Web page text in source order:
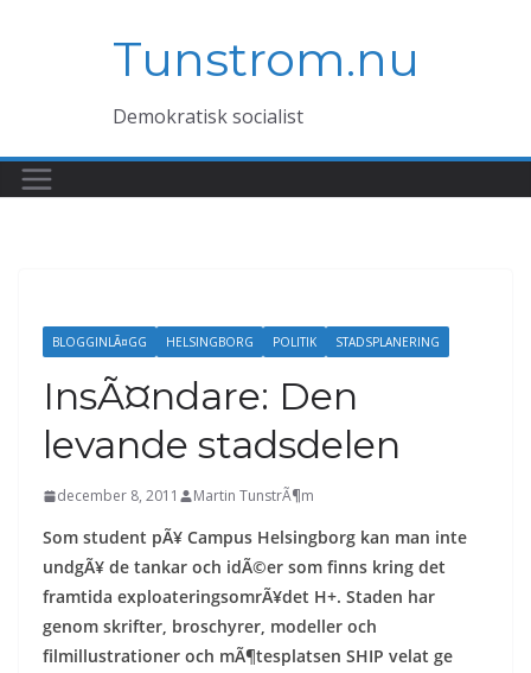
Tunstrom.nu
Demokratisk socialist
BLOGGINLÃ¤GG HELSINGBORG POLITIK STADSPLANERING
InsÃ¤ndare: Den
levande stadsdelen
december 8, 2011 Martin TunstrÃ¶m
Som student pÃ¥ Campus Helsingborg kan man inte
undgÃ¥ de tankar och idÃ©er som finns kring det
framtida exploateringsomrÃ¥det H+. Staden har
genom skrifter, broschyrer, modeller och
filmillustrationer och mÃ¶tesplatsen SHIP velat ge